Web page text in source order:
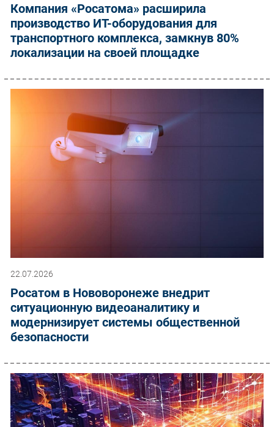
Компания «Росатома» расширила
производство ИТ-оборудования для
транспортного комплекса, замкнув 80%
локализации на своей площадке
22.07.2026
Росатом в Нововоронеже внедрит
ситуационную видеоаналитику и
модернизирует системы общественной
безопасности